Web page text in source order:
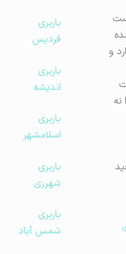
باربری
فردیس
باربری
اندیشه
باربری
اسلامشهر
باربری
شهرری
باربری
شمس آباد